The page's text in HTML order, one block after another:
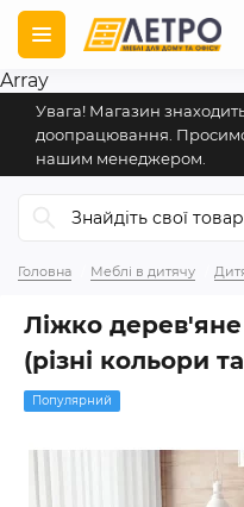
Array
Увага! Магазин
доопрацювання.
нашим менеджером.
Головна Меблі в дитячу
Ліжко
(різні кольори
Популярний